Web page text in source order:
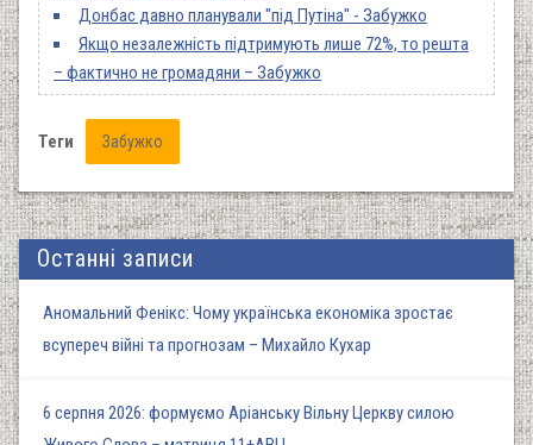
Донбас давно планували "під Путіна" - Забужко
Якщо незалежність підтримують лише 72%, то решта
– фактично не громадяни – Забужко
Теги Забужко
Останні записи
Аномальний Фенікс: Чому українська економіка зростає
всупереч війні та прогнозам – Михайло Кухар
6 серпня 2026: формуємо Аріанську Вільну Церкву силою